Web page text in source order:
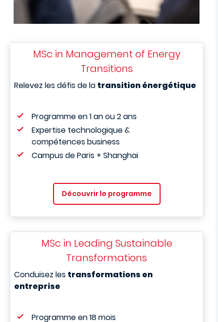
MSc in Management of Energy
Transitions
Relevez les défis de la transition énergétique
Programme en 1 an ou 2 ans
Expertise technologique &
compétences business
Campus de Paris + Shanghai
Découvrir le programme
MSc in Leading Sustainable
Transformations
Conduisez les transformations en
entreprise
Programme en 18 mois